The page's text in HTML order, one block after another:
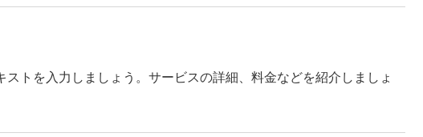
トを入力しましょう。サービスの詳細、料金などを紹介しましょ